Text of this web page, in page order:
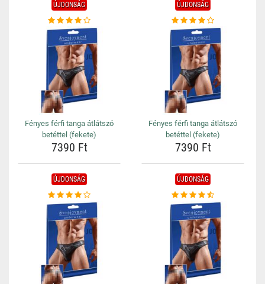
ÚJDONSÁG
Fényes férfi tanga átlátszó
betéttel (fekete)
7390 Ft
ÚJDONSÁG
Fényes férfi tanga átlátszó
betéttel (fekete)
7390 Ft
ÚJDONSÁG ÚJDONSÁG